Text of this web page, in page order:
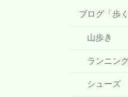
ブログ「歩
山歩き
ランニン
シューズ